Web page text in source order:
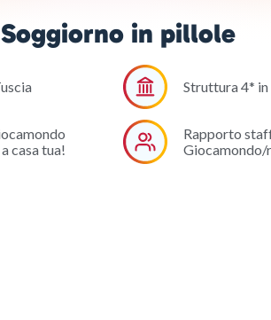
Soggiorno in pillole
Struttura 4* in
casa tua!
Rapporto
Giocamondo/